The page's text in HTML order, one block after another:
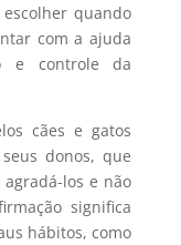
quando
com a ajuda
e controle da
cães e gatos
donos, que
los e não
significa
hábitos, como